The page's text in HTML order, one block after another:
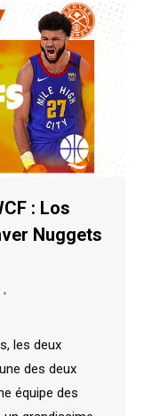
: Los
Nuggets
les deux
des deux
équipe des